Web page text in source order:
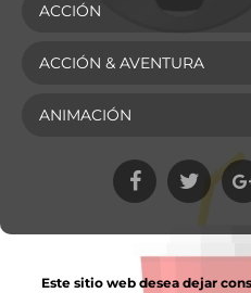
ACCIÓN
ACCIÓN & AVENTURA
ANIMACIÓN
Este sitio web desea dejar